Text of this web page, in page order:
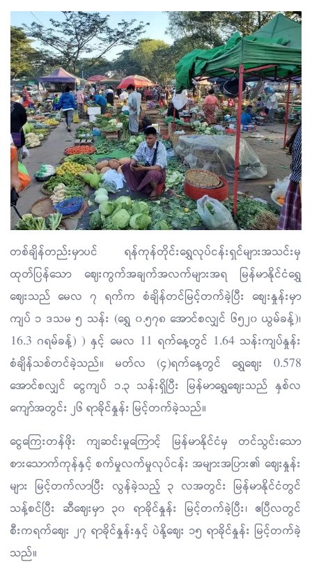
တစ်ချိန်တည်းမှာပင် ရန်ကုန်တိုင်းရွှေလုပ်ငန်းရှင်များအသင်းမှ
ထုတ်ပြန်သော ဈေးကွက်အချက်အလက်များအရ မြန်မာနိုင်ငံရွှေ
ဈေးသည် မေလ ၇ ရက်က စံချိန်တင်မြင့်တက်ခဲ့ပြီး စျေးနှုန်းမှာ
ကျပ် ၁ ဒသမ ၅ သန်း (ရွှေ ၀.၅၇၈ အောင်စလျှင် ၆၅၂၀ ယွမ်ခန့်)၊
16.3 ဂရမ်ခန့်) ) နှင့် မေလ 11 ရက်နေ့တွင် 1.64 သန်းကျပ်နှုန်း
စံချိန်သစ်တင်ခဲ့သည်။ မတ်လ (၄)ရက်နေ့တွင် ရွှေဈေး 0.578
အောင်စလျှင် ငွေကျပ် ၁.၃ သန်းရှိပြီး မြန်မာရွှေဈေးသည် နှစ်လ
ကျော်အတွင်း ၂၆ ရာခိုင်နှုန်း မြင့်တက်ခဲ့သည်။
ငွေကြေးတန်ဖိုး ကျဆင်းမှုကြောင့် မြန်မာနိုင်ငံမှ တင်သွင်းသော
စားသောက်ကုန်နှင့် စက်မှုလက်မှုလုပ်ငန်း အများအပြား၏ ဈေးနှုန်း
များ မြင့်တက်လာပြီး လွန်ခဲ့သည့် ၃ လအတွင်း မြန်မာနိုင်ငံတွင်
သန့်စင်ပြီး ဆီဈေးမှာ ၃၀ ရာခိုင်နှုန်း မြင့်တက်ခဲ့ပြီး၊ ဧပြီလတွင်
စီးကရက်ဈေး ၂၇ ရာခိုင်နှုန်းနှင့် ပဲနို့ဈေး ၁၅ ရာခိုင်နှုန်း မြင့်တက်ခဲ့
သည်။